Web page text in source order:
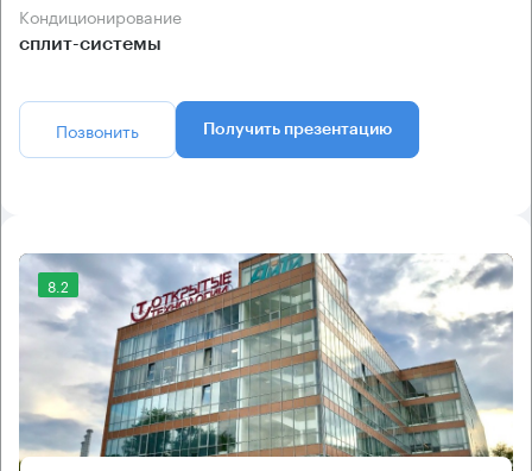
Кондиционирование
сплит-системы
Позвонить Получить презентацию
8.2